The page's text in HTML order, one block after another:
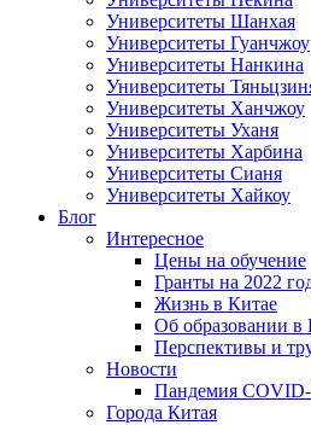
Университеты Шанхая
Университеты Гуанчжоу
Университеты Нанкина
Университеты
Университеты Ханчжоу
Университеты Уханя
Университеты Харбина
Университеты Сианя
Университеты Хайкоу
Блог
Интересное
Цены на обучение
Гранты на 2022
Жизнь в Китае
Об образовании в
Перспективы и
Новости
Пандемия
Города Китая